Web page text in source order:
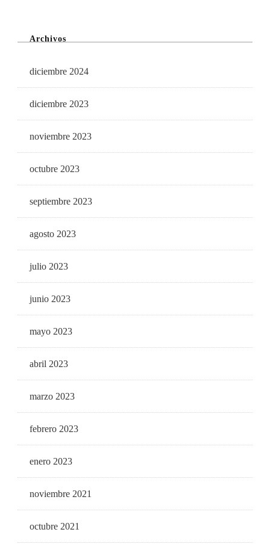
Archivos
diciembre 2024
diciembre 2023
noviembre 2023
octubre 2023
septiembre 2023
agosto 2023
julio 2023
junio 2023
mayo 2023
abril 2023
marzo 2023
febrero 2023
enero 2023
noviembre 2021
octubre 2021